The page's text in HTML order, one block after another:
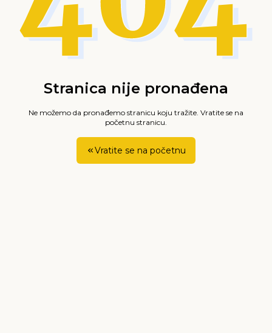
Stranica nije pronađena
Ne možemo da pronađemo stranicu koju tražite. Vratite se na
početnu stranicu.
Vratite se na početnu